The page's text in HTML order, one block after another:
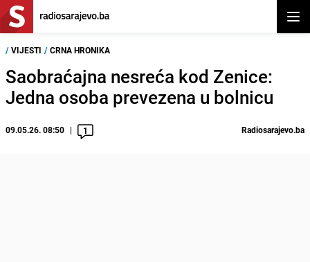
/ VIJESTI / CRNA HRONIKA
Saobraćajna nesreća kod Zenice:
Jedna osoba prevezena u bolnicu
09.05.26. 08:50 1 Radiosarajevo.ba